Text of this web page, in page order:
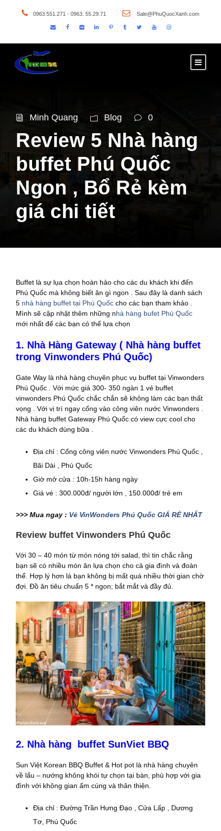
0963.551.271 - 0963. 55.29.71 Sale@PhuQuocXanh.com
Minh Quang Blog 0
Review 5 Nhà hàng
buffet Phú Quốc
Ngon , Bổ Rẻ kèm
giá chi tiết
Buffet là sự lụa chọn hoàn hảo cho các du khách khi đến
Phú Quốc mà không biết ăn gì ngon . Sau đây là danh sách
5 nhà hàng buffet tại Phú Quốc cho các bạn tham khảo .
Mình sẽ cập nhật thêm những nhà hàng bufet Phú Quốc
mới nhất để các bạn có thể lựa chọn
1. Nhà Hàng Gateway ( Nhà hàng buffet
trong Vinwonders Phú Quốc)
Gate Way là nhà hàng chuyên phục vụ buffet tại Vinwonders
Phú Quốc . Với mức giá 300- 350 ngàn 1 vé buffet
vinwonders Phú Quốc chắc chắn sẽ không làm các bạn thất
vọng . Với vị trí ngay cổng vào công viên nước Vinwonders .
Nhà hàng buffet Gateway Phú Quốc có view cực cool cho
các du khách dùng bữa .
Địa chỉ : Cổng công viên nước Vinwonders Phú Quốc ,
Bãi Dài , Phú Quốc
Giờ mở cửa : 10h-15h hàng ngày
Giá vé : 300.000đ/ người lớn , 150.000đ/ trẻ em
>>> Mua ngay : Vé VinWonders Phú Quốc GIÁ RẺ NHẤT
Review buffet Vinwonders Phú Quốc
Với 30 – 40 món từ món nóng tới salad, thì tin chắc rằng
bạn sẽ có nhiều món ăn lựa chọn cho cả gia đình và đoàn
thể. Hợp lý hơn là bạn không bị mất quá nhiều thời gian chờ
đợi. Đồ ăn tiêu chuẩn 5 * ngon; bắt mắt và đầy đủ.
2. Nhà hàng buffet SunViet BBQ
Sun Việt Korean BBQ Buffet & Hot pot là nhà hàng chuyên
về lẩu – nướng không khói tự chọn tại bàn, phù hợp với gia
đình với không gian ấm cúng và thân thiện.
Địa chỉ : Đường Trần Hưng Đạo , Cửa Lấp , Dương
Tơ, Phú Quốc